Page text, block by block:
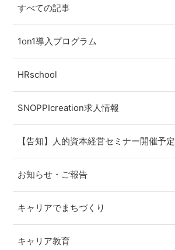
すべての記事
1on1導入プログラム
HRschool
SNOPPIcreation求人情報
【告知】人的資本経営セミナー開催予定
お知らせ・ご報告
キャリアでまちづくり
キャリア教育